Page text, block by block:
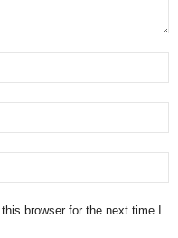
browser for the next time I